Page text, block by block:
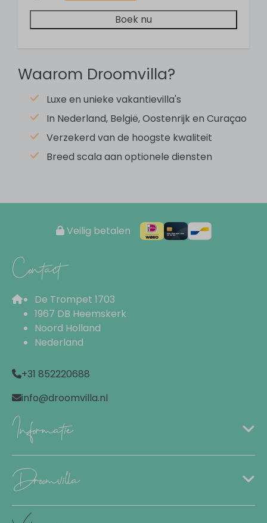
8 slaapkamers
Tweepersoonsbed: 6
Twee éénpersoonsbedden: 8
Keuken
Amerikaanse koelkast
Vriezer
Combi-oven
Stoomoven
Magnetron
Koffiezetapparaat
Koffiemachine (capsules)
Quooker
Servies
Bestek
Woonruimte
Eettafel
Zithoek
Boek nu
Waarom Droomvilla?
Luxe en unieke vakantievilla's
In Nederland, België, Oostenrijk en Curaçao
Verzekerd van de hoogste kwaliteit
Breed scala aan optionele diensten
Veilig betalen
Contact
De Trompet 1703
1967 DB Heemskerk
Noord Holland
Nederland
+31 852220688
info@droomvilla.nl
Informatie
Droomvilla